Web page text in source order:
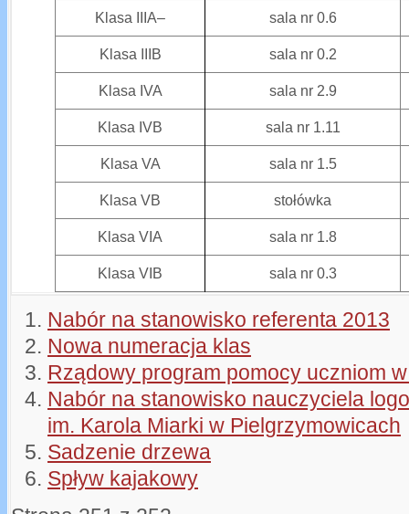
Klasa IIIA– sala nr 0.6
Klasa IIIB sala nr 0.2
Klasa IVA sala nr 2.9
Klasa IVB sala nr 1.11
Klasa VA sala nr 1.5
Klasa VB stołówka
Klasa VIA sala nr 1.8
Klasa VIB sala nr 0.3
Nabór na stanowisko referenta 2013
Nowa numeracja klas
Rządowy program pomocy uczniom
Nabór na stanowisko nauczyciela
im. Karola Miarki w Pielgrzymowicach
Sadzenie drzewa
Spływ kajakowy